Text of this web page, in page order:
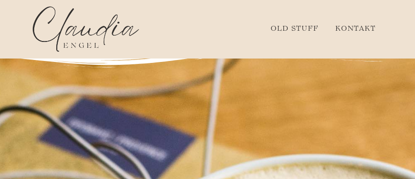
OLD STUFF KONTAKT